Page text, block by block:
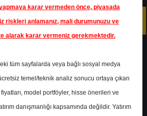
- GELECEK VARLIK
karar vermeden önce, piyasada
riskleri anlamanız, mali durumunuzu ve
alarak karar vermeniz gerekmektedir.
tüm sayfalarda veya bağlı sosyal medya
temel/teknik analiz sonucu ortaya çıkan
model portföyler, hisse önerileri ve
danışmanlığı kapsamında değildir. Yatırım